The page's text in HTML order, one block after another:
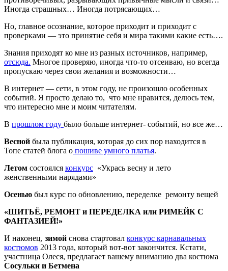
Иногда страшных… Иногда потрясающих…
Но, главное осознание, которое приходит и приходит с
проверками — это принятие себя и мира такими какие есть….
Знания приходят ко мне из разных источников, например,
отсюда. Многое проверяю, иногда что-то отсеиваю, но всегда
пропускаю через свои желания и возможности…
В интернет — сети, в этом году, не произошло особенных
событий. Я просто делаю то, что мне нравится, делюсь тем,
что интересно мне и моим читателям.
В прошлом году было больше интернет- событий, но все же…
Весной была публикация, которая до сих пор находится в
Топе статей блога о пошиве умного платья.
Летом состоялся конкурс «Укрась весну и лето
женственными нарядами»
Осенью был курс по обновлению, переделке ремонту вещей
«ШИТЬЁ, РЕМОНТ и ПЕРЕДЕЛКА или РИМЕЙК С
ФАНТАЗИЕЙ!»
И наконец, зимой снова стартовал конкурс карнавальных
костюмов 2013 года, который вот-вот закончится. Кстати,
участница Олеся, предлагает вашему вниманию два костюма
Сосульки и Бетмена